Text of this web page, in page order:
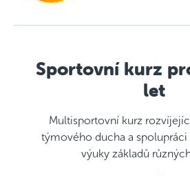
Sportovní kurz
let
Multisportovní kurz
týmového ducha a
výuky základů